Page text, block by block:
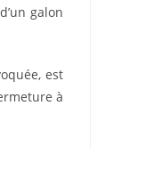
galon
est
à